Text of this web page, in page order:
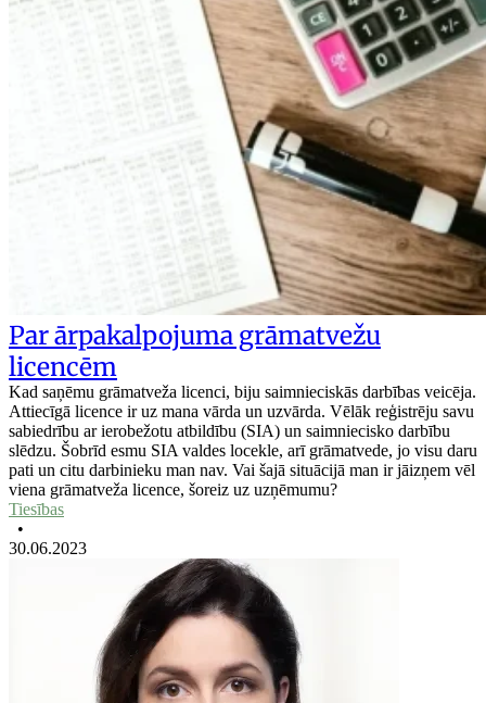
Par ārpakalpojuma grāmatvežu
licencēm
Kad saņēmu grāmatveža licenci, biju saimnieciskās darbības veicēja.
Attiecīgā licence ir uz mana vārda un uzvārda. Vēlāk reģistrēju savu
sabiedrību ar ierobežotu atbildību (SIA) un saimniecisko darbību
slēdzu. Šobrīd esmu SIA valdes locekle, arī grāmatvede, jo visu daru
pati un citu darbinieku man nav. Vai šajā situācijā man ir jāizņem vēl
viena grāmatveža licence, šoreiz uz uzņēmumu?
Tiesības
•
30.06.2023